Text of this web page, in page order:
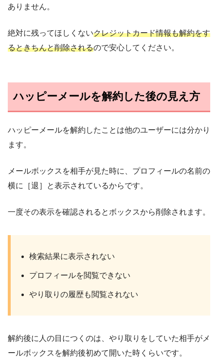
ありません。
絶対に残ってほしくないクレジットカード情報も解約をす
るときちんと削除されるので安心してください。
ハッピーメールを解約した後の見え方
ハッピーメールを解約したことは他のユーザーには分かり
ます。
メールボックスを相手が見た時に、プロフィールの名前の
横に［退］と表示されているからです。
一度その表示を確認されるとボックスから削除されます。
検索結果に表示されない
プロフィールを閲覧できない
やり取りの履歴も閲覧されない
解約後に人の目につくのは、やり取りをしていた相手がメ
ールボックスを解約後初めて開いた時くらいです。